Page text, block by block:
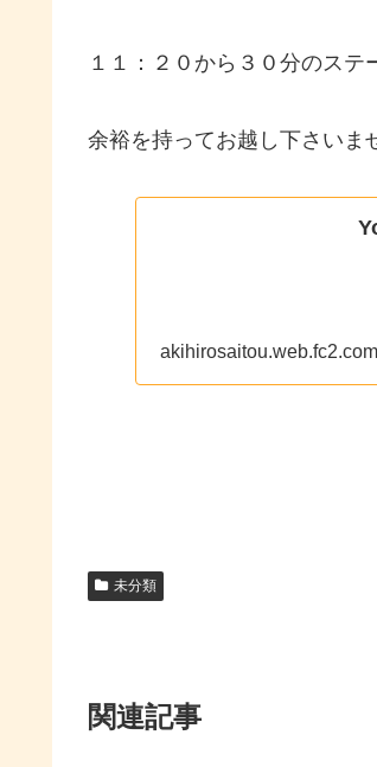
１１：２０から３０分のステ
余裕を持ってお越し下さいま
akihirosaitou.web.fc2.com
未分類
関連記事